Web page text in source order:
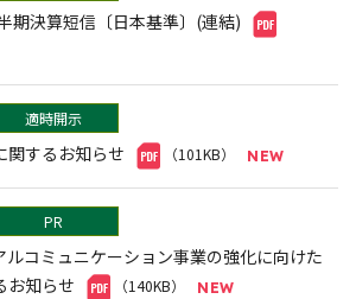
期決算短信〔日本基準〕(連結)
適時開示
関するお知らせ （101KB）
PR
ルコミュニケーション事業の強化に向けた
お知らせ
（140KB）